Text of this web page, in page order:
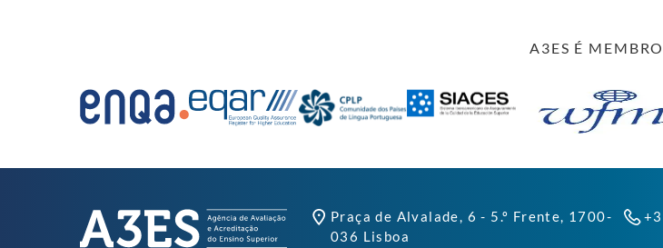
A3ES É
Praça de Alvalade, 6 - 5.º Frente, 1700-
036 Lisboa